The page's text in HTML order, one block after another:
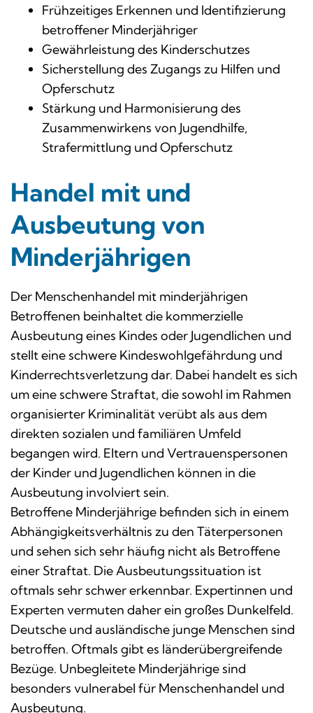
Frühzeitiges Erkennen und Identifizierung
betroffener Minderjähriger
Gewährleistung des Kinderschutzes
Sicherstellung des Zugangs zu Hilfen und
Opferschutz
Stärkung und Harmonisierung des
Zusammenwirkens von Jugendhilfe,
Strafermittlung und Opferschutz
Handel mit und
Ausbeutung von
Minderjährigen
Der Menschenhandel mit minderjährigen
Betroffenen beinhaltet die kommerzielle
Ausbeutung eines Kindes oder Jugendlichen und
stellt eine schwere Kindeswohlgefährdung und
Kinderrechtsverletzung dar. Dabei handelt es sich
um eine schwere Straftat, die sowohl im Rahmen
organisierter Kriminalität verübt als aus dem
direkten sozialen und familiären Umfeld
begangen wird. Eltern und Vertrauenspersonen
der Kinder und Jugendlichen können in die
Ausbeutung involviert sein.
Betroffene Minderjährige befinden sich in einem
Abhängigkeitsverhältnis zu den Täterpersonen
und sehen sich sehr häufig nicht als Betroffene
einer Straftat. Die Ausbeutungssituation ist
oftmals sehr schwer erkennbar. Expertinnen und
Experten vermuten daher ein großes Dunkelfeld.
Deutsche und ausländische junge Menschen sind
betroffen. Oftmals gibt es länderübergreifende
Bezüge. Unbegleitete Minderjährige sind
besonders vulnerabel für Menschenhandel und
Ausbeutung.